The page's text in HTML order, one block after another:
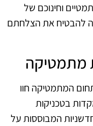
וחינוכם של
להבטיח את הצלחתם
מתמטיקה
המתמטיקה חוו
בטכניקות
המבוססות על